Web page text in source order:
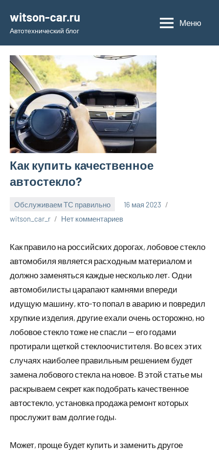
содержимому
witson-car.ru
Автотехнический блог
Меню
Как купить качественное
автостекло?
Обслуживаем ТС правильно
16 мая 2023
witson_car_r
Нет комментариев
Как правило на российских дорогах, лобовое стекло
автомобиля является расходным материалом и
должно заменяться каждые несколько лет. Одни
автомобилисты царапают камнями впереди
идущую машину, кто-то попал в аварию и повредил
хрупкие изделия, другие ехали очень осторожно, но
лобовое стекло тоже не спасли — его годами
протирали щеткой стеклоочистителя. Во всех этих
случаях наиболее правильным решением будет
замена лобового стекла на новое. В этой статье мы
раскрываем секрет как подобрать качественное
автостекло, установка продажа ремонт которых
прослужит вам долгие годы.
Может, проще будет купить и заменить другое